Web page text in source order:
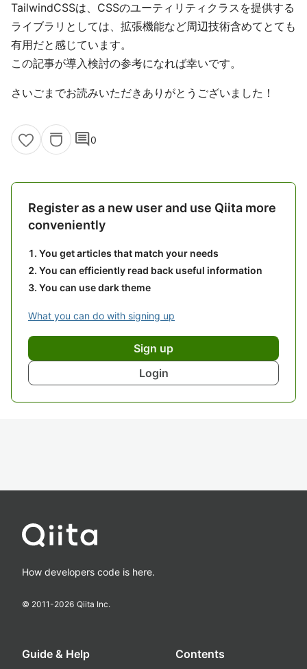
TailwindCSSは、CSSのユーティリティクラスを提供する
ライブラリとしては、拡張機能など周辺技術含めてとても
有用だと感じています。
この記事が導入検討の参考になれば幸いです。
さいごまでお読みいただきありがとうございました！
comment0
Register as a new user and use Qiita more
conveniently
You get articles that match your needs
You can efficiently read back useful information
You can use dark theme
What you can do with signing up
Sign up
Login
How developers code is here.
© 2011-2026 Qiita Inc.
Guide & Help Contents